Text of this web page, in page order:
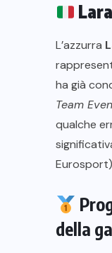
L’azzurra
ha già
Team
qualche
Eurosport)
della